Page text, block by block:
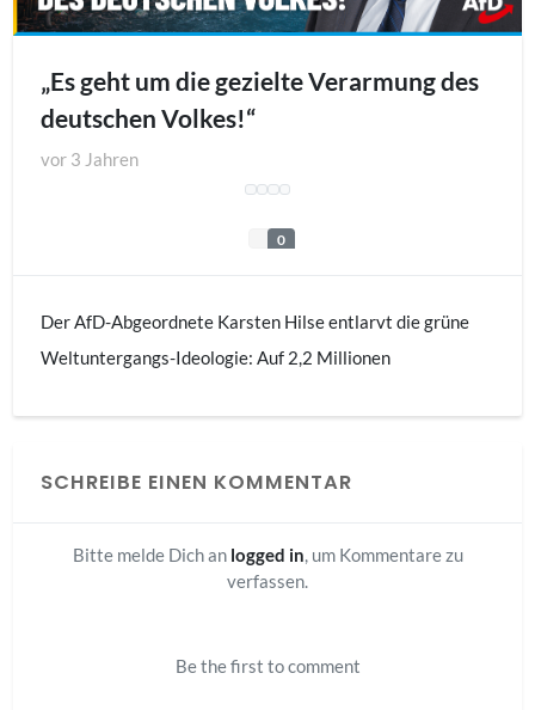
„Es geht um die gezielte Verarmung des
deutschen Volkes!“
vor 3 Jahren
0
Der AfD-Abgeordnete Karsten Hilse entlarvt die grüne
Weltuntergangs-Ideologie: Auf 2,2 Millionen
in allen Altparteien“ verschließen laut Hilse die Augen vor
SCHREIBE EINEN KOMMENTAR
Bitte melde Dich an logged in, um Kommentare zu
verfassen.
Be the first to comment